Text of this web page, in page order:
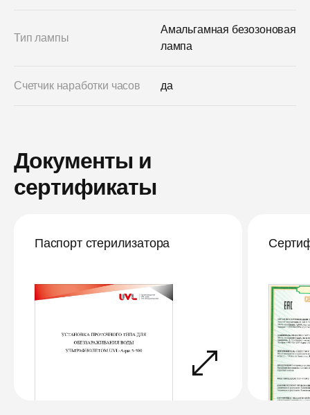
Тип лампы
Амальгамная безозоновая
лампа
Счетчик наработки часов да
Документы и
сертификаты
Паспорт стерилизатора